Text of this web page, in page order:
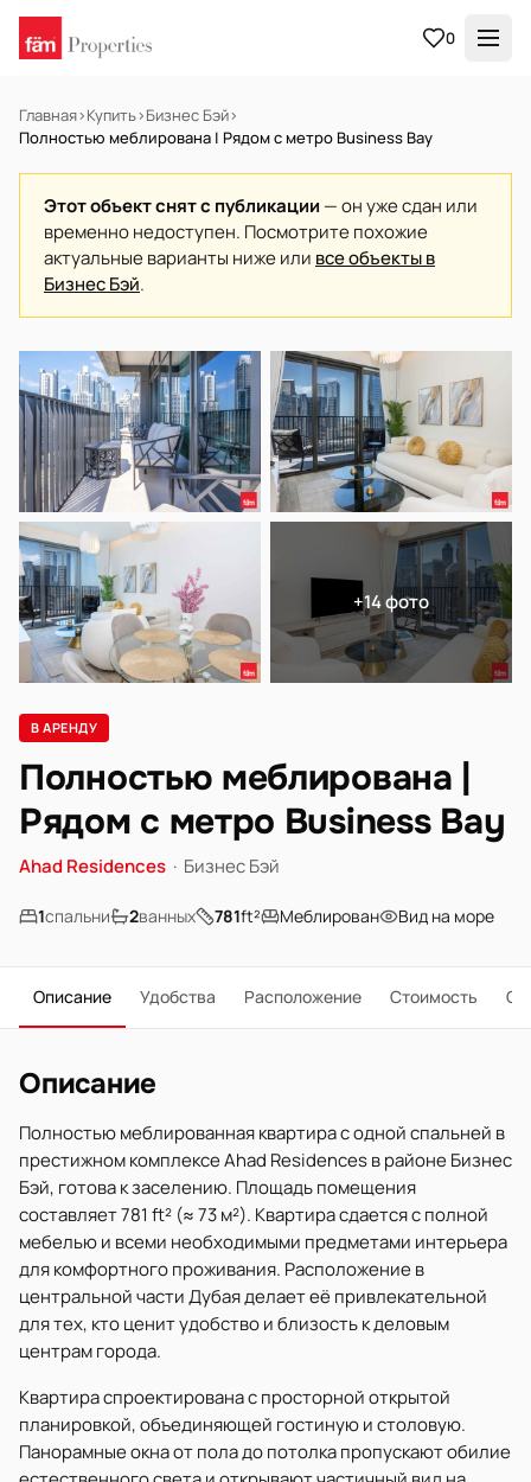
0
Главная›Купить›Бизнес Бэй›
Полностью меблирована | Рядом с метро Business Bay
Этот объект снят с публикации — он уже сдан или
временно недоступен. Посмотрите похожие
актуальные варианты ниже или все объекты в
Бизнес Бэй.
В АРЕНДУ Готов к заселению
+14 фото
В АРЕНДУ
Полностью меблирована |
Рядом с метро Business Bay
Ahad Residences · Бизнес Бэй
1спальни 2ванных 781ft² Меблирован Вид на море
Описание Удобства Расположение Стоимость О
Описание
Полностью меблированная квартира с одной спальней в
престижном комплексе Ahad Residences в районе Бизнес
Бэй, готова к заселению. Площадь помещения
составляет 781 ft² (≈ 73 м²). Квартира сдается с полной
мебелью и всеми необходимыми предметами интерьера
для комфортного проживания. Расположение в
центральной части Дубая делает её привлекательной
для тех, кто ценит удобство и близость к деловым
центрам города.
Квартира спроектирована с просторной открытой
планировкой, объединяющей гостиную и столовую.
Панорамные окна от пола до потолка пропускают обилие